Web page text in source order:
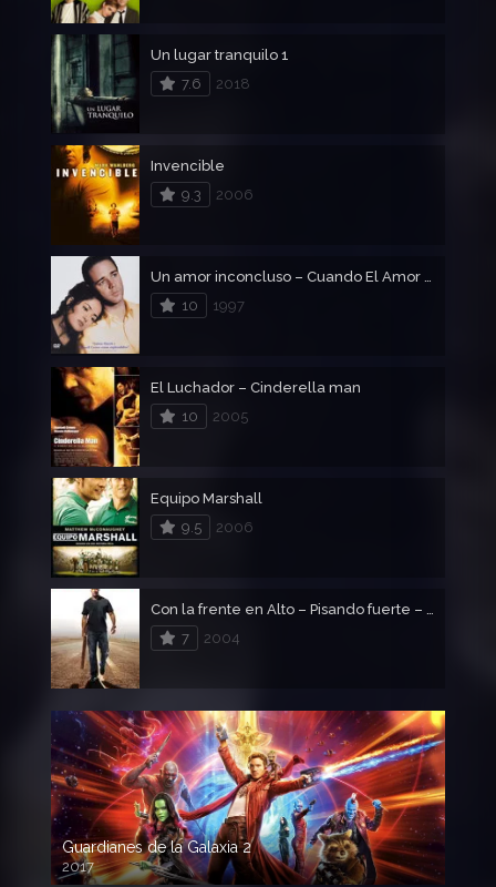
Un lugar tranquilo 1
7.6
2018
Invencible
9.3
2006
Un amor inconcluso – Cuando El Amor Se Va
10
1997
El Luchador – Cinderella man
10
2005
Equipo Marshall
9.5
2006
Con la frente en Alto – Pisando fuerte – Walking Tall
7
2004
Guardianes de la Galaxia 2
2017
720p HD